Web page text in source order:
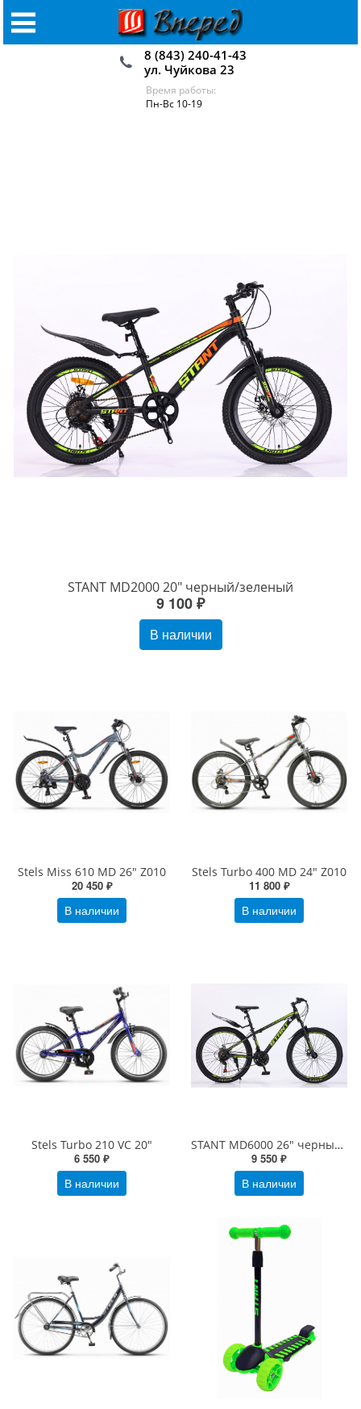
8 (843) 240-41-43
ул. Чуйкова 23
Время работы:
Пн-Вс 10-19
STANT MD2000 20" черный/зеленый
9 100 ₽
В наличии
Stels Miss 610 MD 26" Z010
20 450 ₽
В наличии
Stels Turbo 400 MD 24" Z010
11 800 ₽
В наличии
Stels Turbo 210 VC 20"
6 550 ₽
В наличии
STANT MD6000 26" черный/зеленый
9 550 ₽
В наличии